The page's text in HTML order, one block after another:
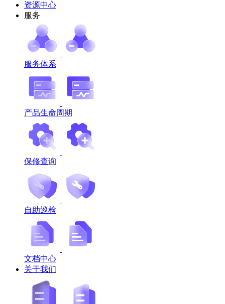
资源中心
服务
服务体系
产品生命周期
保修查询
自助巡检
文档中心
关于我们